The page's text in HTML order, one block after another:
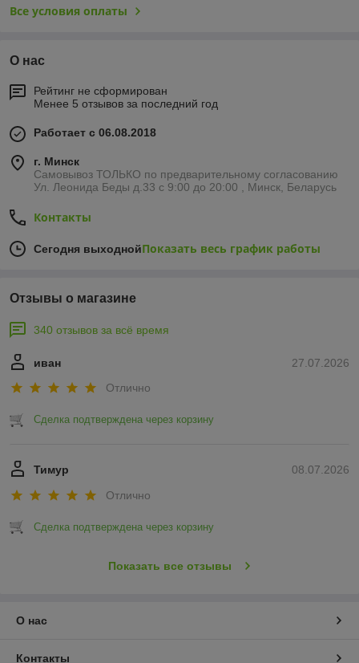
Все условия оплаты
О нас
Рейтинг не сформирован
Менее 5 отзывов за последний год
Работает с 06.08.2018
г. Минск
Самовывоз ТОЛЬКО по предварительному согласованию
Ул. Леонида Беды д.33 с 9:00 до 20:00 , Минск, Беларусь
Контакты
Сегодня выходнойПоказать весь график работы
Отзывы о магазине
340 отзывов за всё время
27.07.2026
иван
Отлично
Сделка подтверждена через корзину
08.07.2026
Тимур
Отлично
Сделка подтверждена через корзину
Показать все отзывы
О нас
Контакты